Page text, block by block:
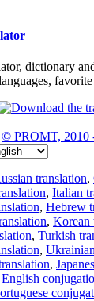
dictionary
© PROMT, 2010
translation,
, Italian
, Hebrew
, Korean
, Turkish
,
,
English